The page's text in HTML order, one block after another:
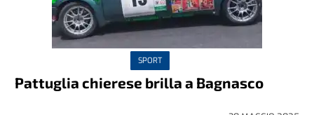
SPORT
Pattuglia chierese brilla a Bagnasco